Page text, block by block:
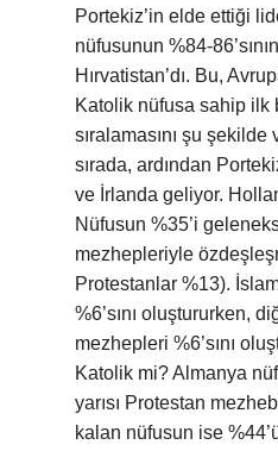
Portekiz’in elde ettiği
nüfusunun %84-
Hırvatistan’dı. Bu,
Katolik nüfusa sahip ilk
sıralamasını şu
sırada, ardından
ve İrlanda geliyor.
Nüfusun %35’i
mezhepleriyle
Protestanlar %13).
%6’sını oluştururken,
mezhepleri %6’sını
Katolik mi? Almanya
yarısı Protestan
kalan nüfusun ise